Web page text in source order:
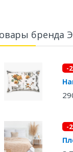
бренда
-
-